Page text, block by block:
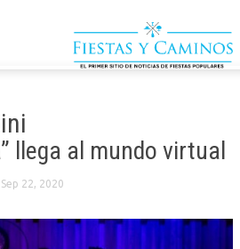
llega al mundo virtual
Sep 22, 2020